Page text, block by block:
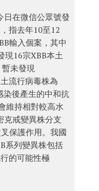
日在微信公眾號發
指去年10至12
輸入個案，其中
現16宗XBB本土
未發現
流行病毒株為
染後產生的中和抗
維持相對較高水
克戒變異株分支
保護作用。我國
系列變異株包括
的可能性極